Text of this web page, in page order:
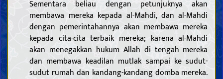
Sementara beliau dengan petunjuknya akan
membawa mereka kepada al-Mahdi, dan al-Mahdi
dengan pemerintahannya akan membawa mereka
kepada cita-cita terbaik mereka; karena al-Mahdi
akan menegakkan hukum Allah di tengah mereka
dan membawa keadilan mutlak sampai ke sudut-
sudut rumah dan kandang-kandang domba mereka.